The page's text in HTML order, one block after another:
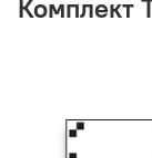
Комплект